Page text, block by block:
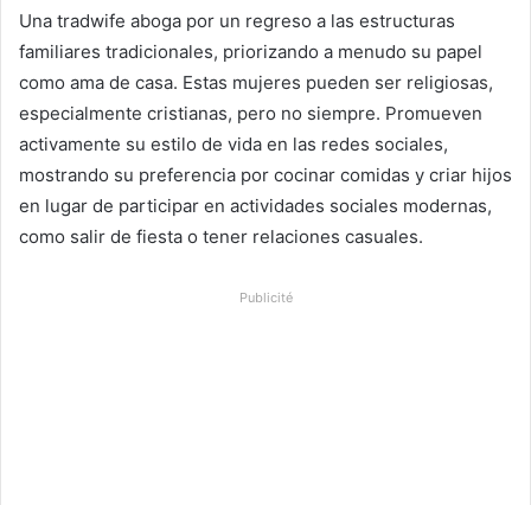
Una tradwife aboga por un regreso a las estructuras
familiares tradicionales, priorizando a menudo su papel
como ama de casa. Estas mujeres pueden ser religiosas,
especialmente cristianas, pero no siempre. Promueven
activamente su estilo de vida en las redes sociales,
mostrando su preferencia por cocinar comidas y criar hijos
en lugar de participar en actividades sociales modernas,
como salir de fiesta o tener relaciones casuales.
Publicité